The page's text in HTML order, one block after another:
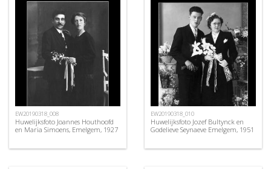
EW20190318_008
Huwelijksfoto Joannes Houthoofd
en Maria Simoens, Emelgem, 1927
EW20190318_010
Huwelijksfoto Jozef Bultynck en
Godelieve Seynaeve Emelgem, 1951